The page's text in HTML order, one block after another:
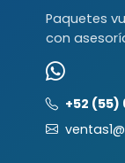
Paquetes
con
+52 (55)